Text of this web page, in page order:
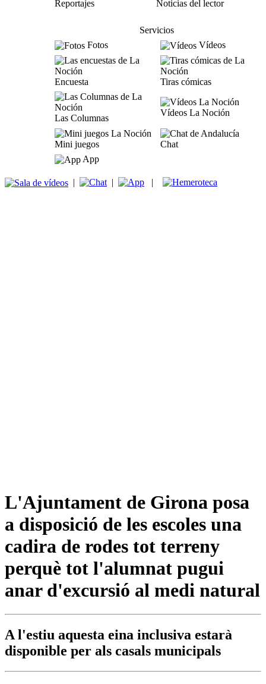
Reportajes
Noticias del lector
Servicios
Fotos
Vídeos
Encuesta Tiras cómicas
Las Columnas
Vídeos La Noción
Mini juegos
Chat
App
| | |
L'Ajuntament de Girona posa
a disposició de les escoles una
cadira de rodes tot terreny
perquè tot l'alumnat pugui
anar d'excursió al medi natural
A l'estiu aquesta eina inclusiva estarà
disponible per als casals municipals